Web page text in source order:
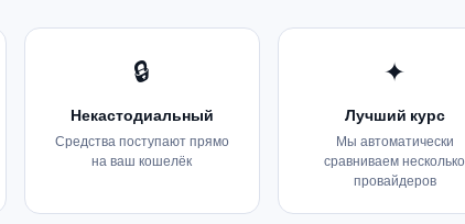
🔒
Некастодиальный
Средства поступают прямо
на ваш кошелёк
✦
Лучший курс
Мы автоматически
сравниваем несколько
провайдеров